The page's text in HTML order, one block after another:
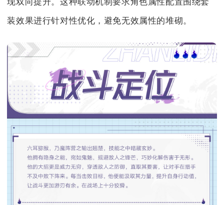
装效果进行针对性优化，避免无效属性的堆砌。